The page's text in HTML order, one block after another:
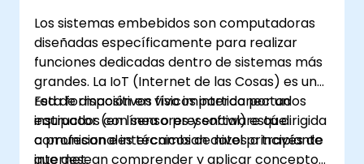
Abordar consideraciones éticas y buenas
prácticas en Edge AI para IoT.
Los sistemas embebidos son computadoras
diseñadas específicamente para realizar
funciones dedicadas dentro de sistemas más
grandes. La IoT (Internet de las Cosas) es una
red de dispositivos físicos interconectados
equipados con sensores y software que
comunican e intercambian datos a través de
internet.
Esta formación en vivo impartida por un
instructor (en línea o presencial) está dirigida
a profesionales técnicos de nivel principiante
que desean comprender y aplicar conceptos